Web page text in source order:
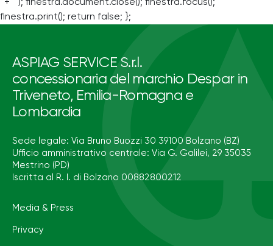
' + '' ); finestra.document.close(); finestra.focus();
finestra.print(); return false; };
ASPIAG SERVICE S.r.l.
concessionaria del marchio Despar in
Triveneto, Emilia-Romagna e
Lombardia
Sede legale: Via Bruno Buozzi 30 39100 Bolzano (BZ)
Ufficio amministrativo centrale: Via G. Galilei, 29 35035
Mestrino (PD)
Iscritta al R. I. di Bolzano 00882800212
Media & Press
Privacy